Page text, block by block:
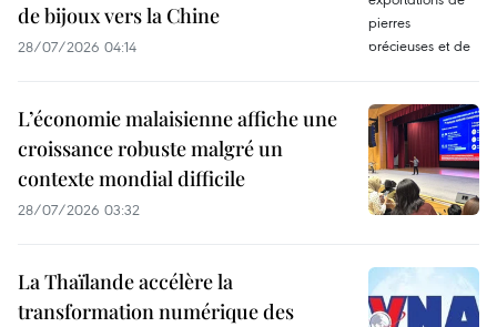
de bijoux vers la Chine
28/07/2026 04:14
L’économie malaisienne affiche une
croissance robuste malgré un
contexte mondial difficile
28/07/2026 03:32
La Thaïlande accélère la
transformation numérique des